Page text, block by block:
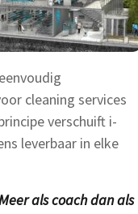
cleaning services
verschuift i-
leverbaar in elke
als coach dan als